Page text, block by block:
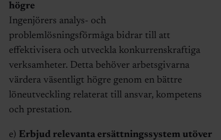
högre
Ingenjörers analys- och
problemlösningsförmåga bidrar till att
effektivisera och utveckla konkurrenskraftiga
verksamheter. Detta behöver arbetsgivarna
värdera väsentligt högre genom en bättre
löneutveckling relaterat till ansvar, kompetens
och prestation.
e) Erbjud relevanta ersättningssystem utöver